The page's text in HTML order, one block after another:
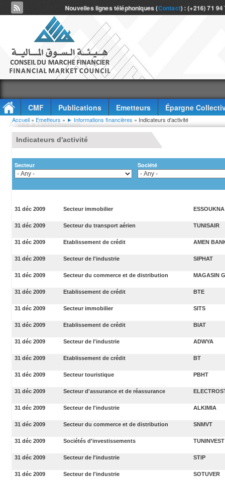
Nouvelles lignes téléphoniques (Contact) : (+216) 71
CMF Publications Emetteurs
Épargne
Accès à l'information
Vous êtes ici
Accueil » Emetteurs » ► Informations financières » Indicateurs d'activité
Indicateurs d'activité
Secteur Société
31 déc 2009 Secteur immobilier ESSOUKNA
31 déc 2009 Secteur du transport aérien TUNISAIR
31 déc 2009 Etablissement de crédit AMEN
31 déc 2009 Secteur de l'industrie SIPHAT
31 déc 2009 Secteur du commerce et de distribution MAGASIN
31 déc 2009 Etablissement de crédit BTE
31 déc 2009 Secteur immobilier SITS
31 déc 2009 Etablissement de crédit BIAT
31 déc 2009 Secteur de l'industrie ADWYA
31 déc 2009 Etablissement de crédit BT
31 déc 2009 Secteur touristique PBHT
31 déc 2009 Secteur d'assurance et de réassurance
31 déc 2009 Secteur de l'industrie ALKIMIA
31 déc 2009 Secteur du commerce et de distribution SNMVT
31 déc 2009 Sociétés d'investissements TUNINVEST
31 déc 2009 Secteur de l'industrie STIP
31 déc 2009 Secteur de l'industrie SOTUVER